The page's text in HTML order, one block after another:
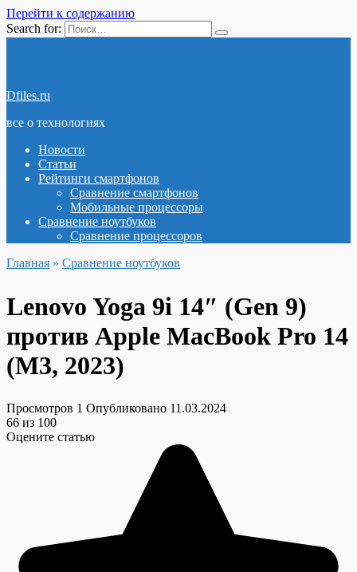
Перейти к содержанию
Search for:
Dfiles.ru
все о технологиях
Новости
Статьи
Рейтинги смартфонов
Сравнение смартфонов
Мобильные процессоры
Сравнение ноутбуков
Сравнение процессоров
Главная » Сравнение ноутбуков
Lenovo Yoga 9i 14″ (Gen 9)
против Apple MacBook Pro 14
(M3, 2023)
Просмотров 1 Опубликовано 11.03.2024
66 из 100
Оцените статью